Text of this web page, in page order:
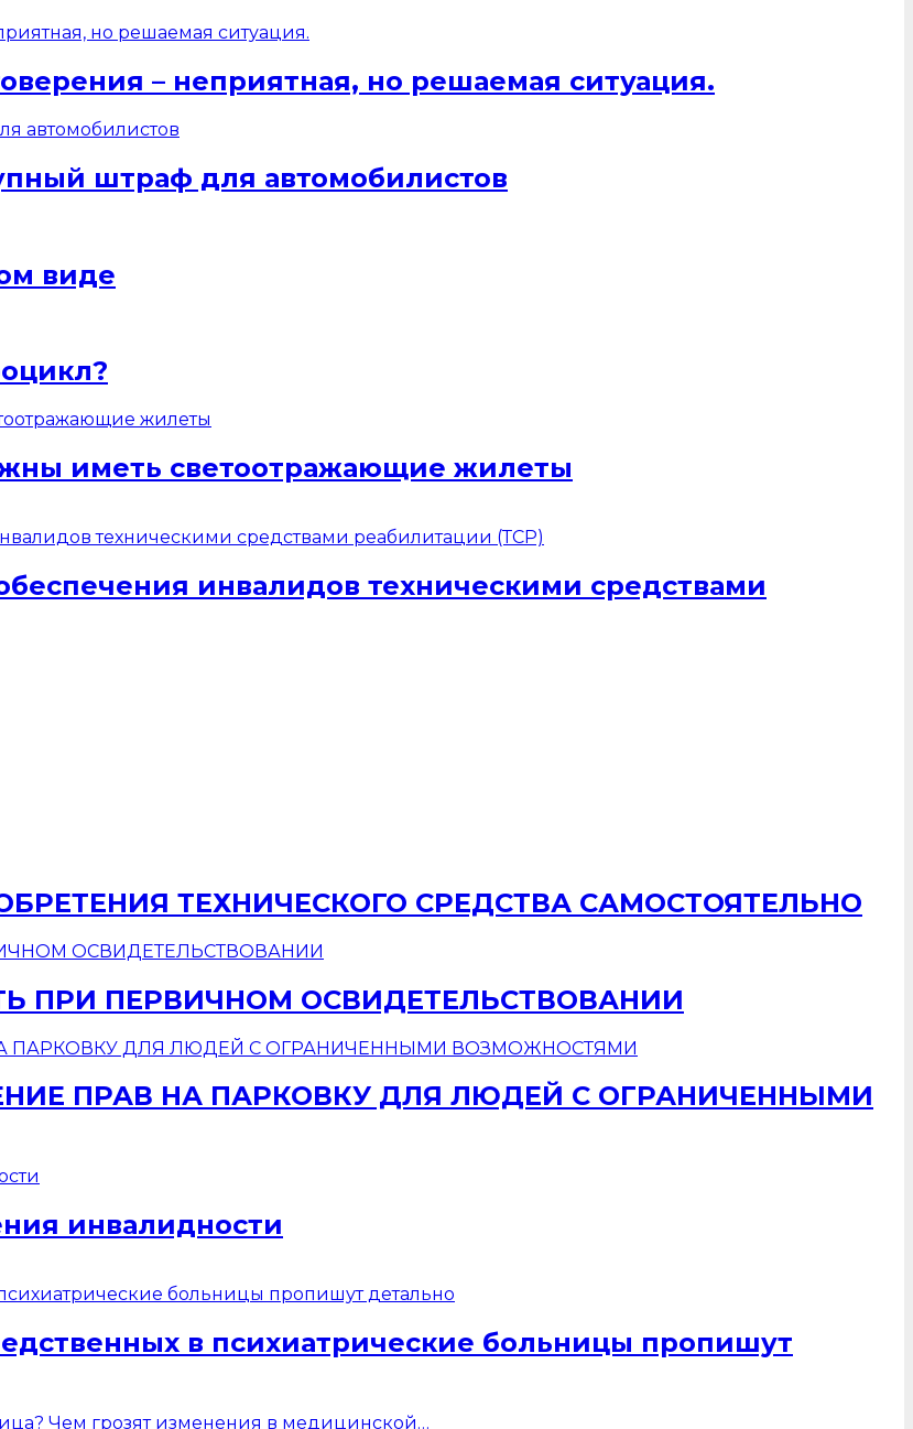
– неприятная, но решаемая ситуация.
штраф для автомобилистов
виде
иметь светоотражающие жилеты
инвалидов техническими средствами
ТЕХНИЧЕСКОГО СРЕДСТВА САМОСТОЯТЕЛЬНО
ПРИ ПЕРВИЧНОМ ОСВИДЕТЕЛЬСТВОВАНИИ
ПРАВ НА ПАРКОВКУ ДЛЯ ЛЮДЕЙ С ОГРАНИЧЕННЫМИ
инвалидности
в психиатрические больницы пропишут